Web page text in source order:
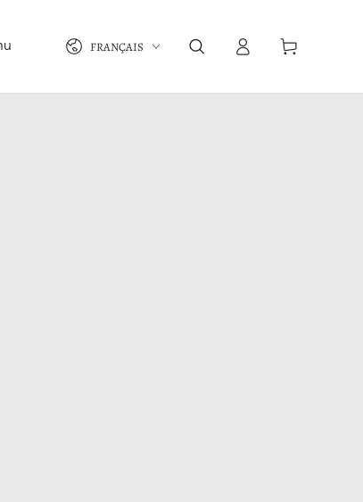
Langue
FRANÇAIS ConnexionPanier